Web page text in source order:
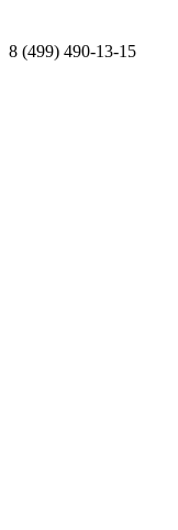
8 (499) 490-13-15